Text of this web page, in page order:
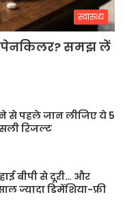
स्वास्थ्य
पेनकिलर? समझ लें
से पहले जान लीजिए ये 5
रिजल्ट
बीपी से दूरी… और
ज्यादा डिमेंशिया-फ्री